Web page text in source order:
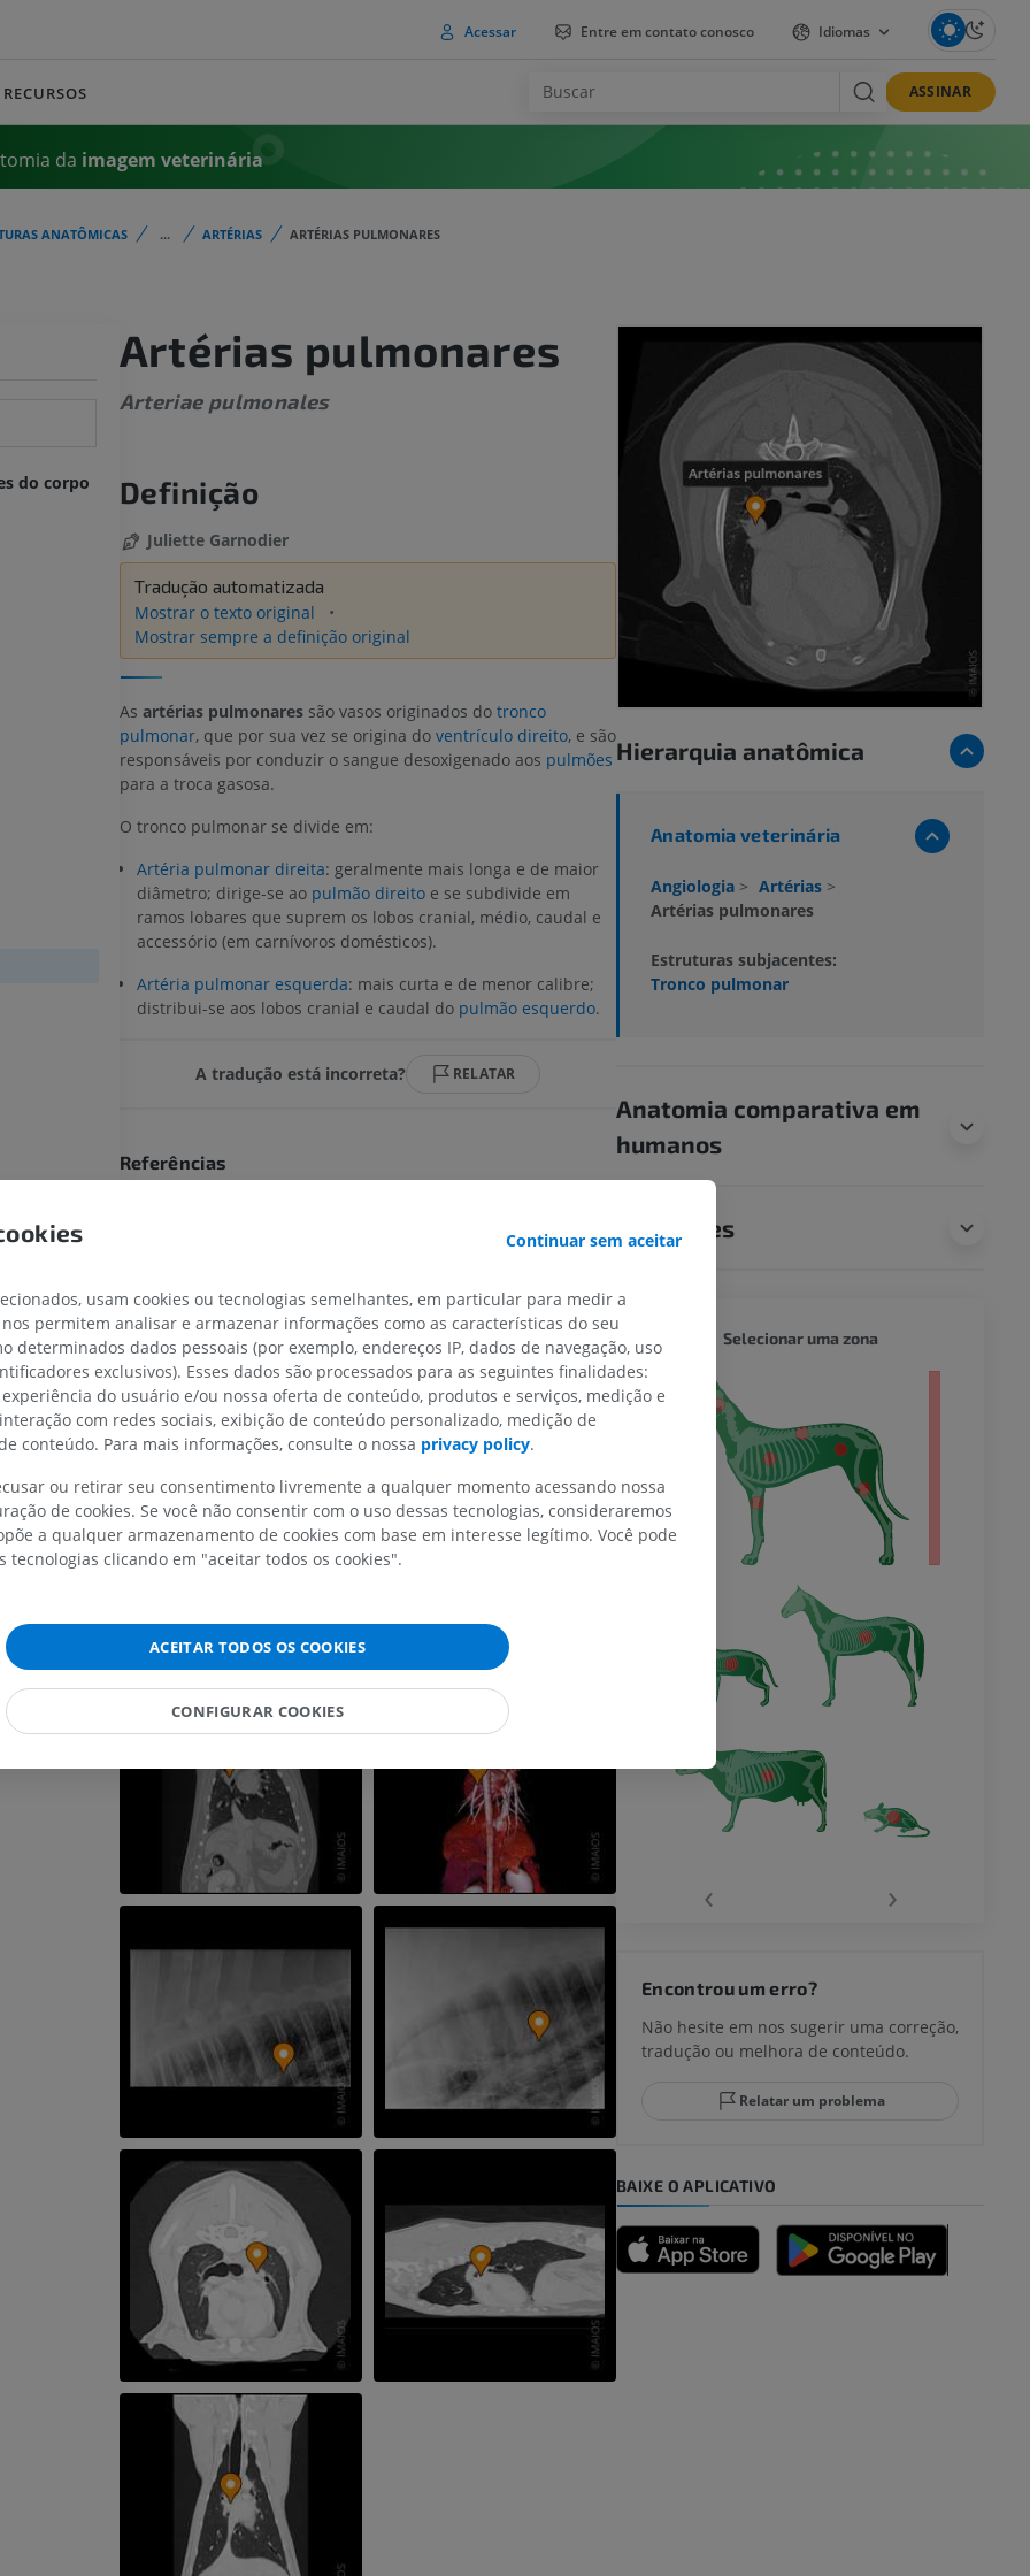
Acessar Entre em contato conosco Idiomas
RECURSOS ASSINAR
da imagem veterinária
ANATÔMICAS ... ARTÉRIAS ARTÉRIAS PULMONARES
do corpo
Artérias pulmonares
Arteriae pulmonales
Definição
Juliette Garnodier
Tradução automatizada
Mostrar o texto original
Mostrar sempre a definição original
As artérias pulmonaressão vasos originados do tronco
pulmonar, que por sua vez se origina do ventrículo direito, e são
responsáveis por conduzir o sangue desoxigenado aos pulmões
para a troca gasosa.
O tronco pulmonar se divide em:
Artéria pulmonar direita: geralmente mais longa e de maior
diâmetro; dirige-se ao pulmão direitoe se subdivide em
ramos lobares que suprem os lobos cranial, médio, caudal e
accessório (em carnívoros domésticos).
Artéria pulmonar esquerda: mais curta e de menor calibre;
distribui-se aos lobos cranial e caudal do pulmão esquerdo.
A tradução está incorreta? RELATAR
Referências
Galeria
Hierarquia anatômica
Anatomia veterinária
Angiologia > Artérias >
Artérias pulmonares
Estruturas subjacentes:
Tronco pulmonar
Anatomia comparativa em
humanos
Traduções
Cavalo - Osteologia
Ilustrações
PREMIUM
Cavalo - Osteologia
Radiografias
GRÁTIS
TC
Cavalo – Miologia
Ilustrações
Ilustrações
PREMIUM
Cavalo - Dentes
Ilustrações
GRÁTIS
CAMUNDONGO
Camundongo - Corpo inteiro
TC
GRÁTIS
Selecionar uma zona
‹ ›
Encontrou um erro?
Não hesite em nos sugerir uma correção,
tradução ou melhora de conteúdo.
Relatar um problema
BAIXE O APLICATIVO
Continuar sem aceitar
usam cookies ou tecnologias semelhantes, em particular para medir a
permitem analisar e armazenar informações como as características do seu
determinados dados pessoais (por exemplo, endereços IP, dados de navegação, uso
exclusivos). Esses dados são processados para as seguintes finalidades:
do usuário e/ou nossa oferta de conteúdo, produtos e serviços, medição e
com redes sociais, exibição de conteúdo personalizado, medição de
conteúdo. Para mais informações, consulte o nossa privacy policy.
ou retirar seu consentimento livremente a qualquer momento acessando nossa
de cookies. Se você não consentir com o uso dessas tecnologias, consideraremos
a qualquer armazenamento de cookies com base em interesse legítimo. Você pode
tecnologias clicando em "aceitar todos os cookies".
ACEITAR TODOS OS COOKIES
CONFIGURAR COOKIES